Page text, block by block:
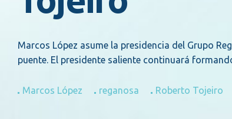
Marcos López asume la presidencia del Grupo
puente. El presidente saliente continuará
Marcos López reganosa Roberto Tojeiro